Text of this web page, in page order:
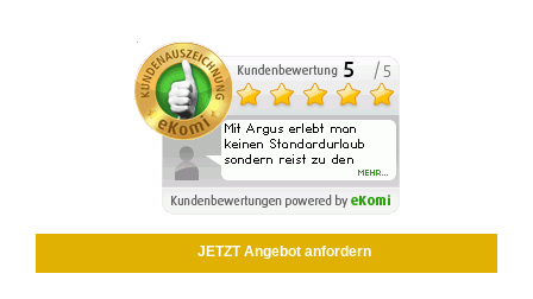
JETZT Angebot anfordern